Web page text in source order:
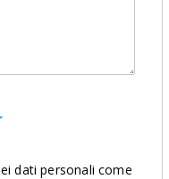
dati personali come